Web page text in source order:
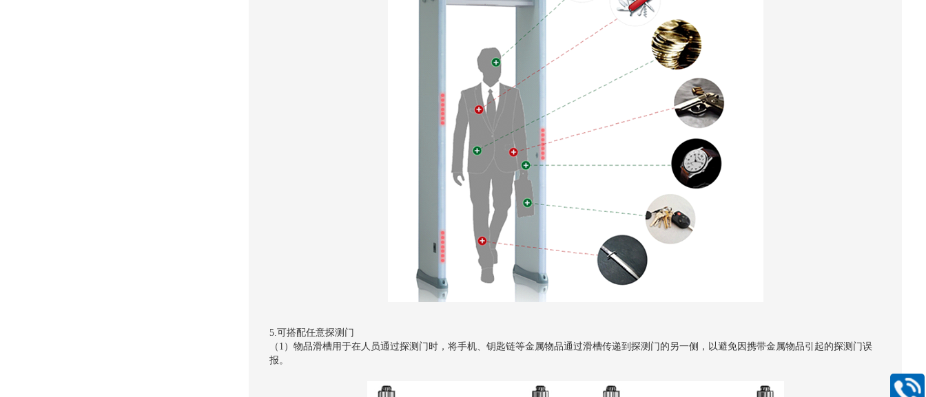
5.可搭配任意探测门
（1）物品滑槽用于在人员通过探测门时，将手机、钥匙链等金属物品通过滑槽传递到探测门的另一侧，以避免因携带金属物品引起的探测门误
报。